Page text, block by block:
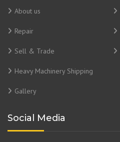
About us
Repair
Sell & Trade
Heavy Machinery Shipping
Gallery
Social Media